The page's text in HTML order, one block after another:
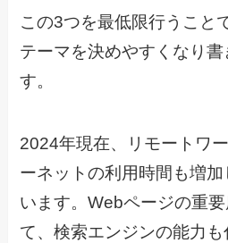
この3つを最低限行うこと
テーマを決めやすくなり書
す。
2024年現在、リモートワ
ーネットの利用時間も増
います。Webページの重
て、検索エンジンの能力